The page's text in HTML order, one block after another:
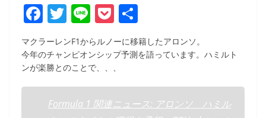
F
a
c
e
b
o
T
w
itt
er
Li
n
e
P
o
ck
et
有
マクラーレンF1からルノーに移籍したアロンソ。
今年のチャンピオンシップ予測を語っています。ハミルト
ンが楽勝とのことで、、、
Formula 1 関連ニュース: アロンソ ハミル